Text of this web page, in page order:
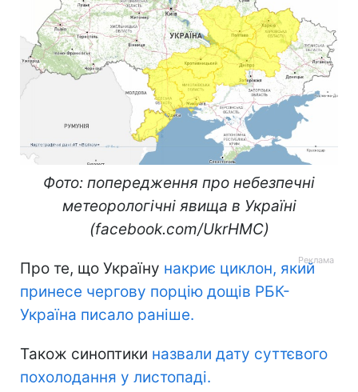
Фото: попередження про небезпечні
метеорологічні явища в Україні
(facebook.com/UkrHMC)
Про те, що Україну накриє циклон, який
принесе чергову порцію дощів РБК-
Україна писало раніше.
Також синоптики назвали дату суттєвого
похолодання у листопаді.